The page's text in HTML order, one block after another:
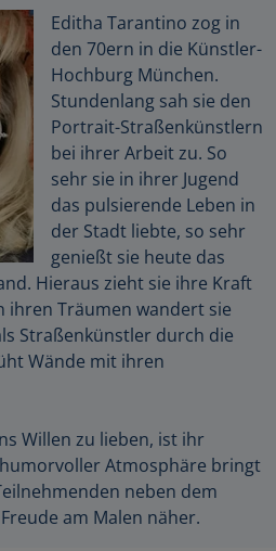
Editha Tarantino zog in
den 70ern in die Künstler-
Hochburg München.
Stundenlang sah sie den
Portrait-Straßenkünstlern
bei ihrer Arbeit zu. So
sehr sie in ihrer Jugend
das pulsierende Leben in
der Stadt liebte, so sehr
genießt sie heute das
Hieraus zieht sie ihre Kraft
ihren Träumen wandert sie
Straßenkünstler durch die
Wände mit ihren
Willen zu lieben, ist ihr
Atmosphäre bringt
neben dem
am Malen näher.